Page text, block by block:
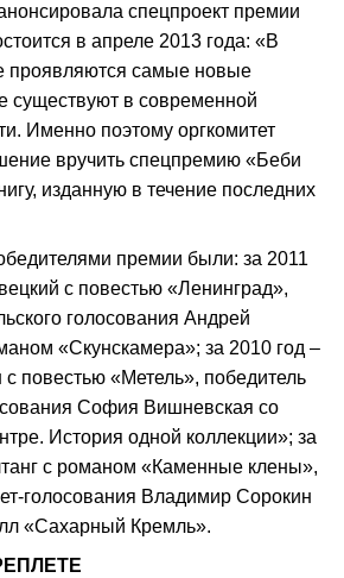
спецпроект премии
в апреле 2013 года: «В
проявляются самые новые
существуют в современной
Именно поэтому оргкомитет
вручить спецпремию «Беби
изданную в течение последних
премии были: за 2011
с повестью «Ленинград»,
голосования Андрей
«Скунскамера»; за 2010 год –
повестью «Метель», победитель
София Вишневская со
История одной коллекции»; за
с романом «Каменные клены»,
голосования Владимир Сорокин
«Сахарный Кремль».